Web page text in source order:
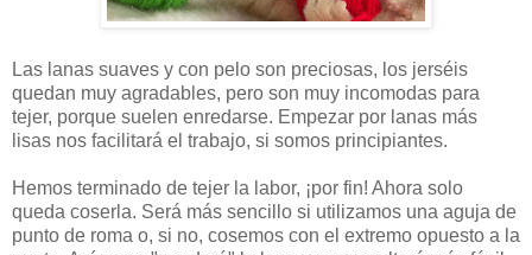
Las lanas suaves y con pelo son preciosas, los jerséis
quedan muy agradables, pero son muy incomodas para
tejer, porque suelen enredarse. Empezar por lanas más
lisas nos facilitará el trabajo, si somos principiantes.
Hemos terminado de tejer la labor, ¡por fin! Ahora solo
queda coserla. Será más sencillo si utilizamos una aguja de
punto de roma o, si no, cosemos con el extremo opuesto a la